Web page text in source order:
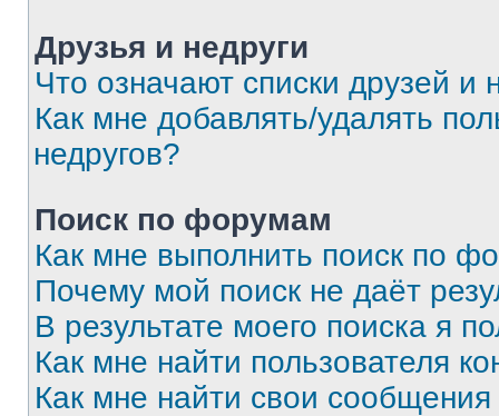
Друзья и недруги
Что означают списки друзей и
Как мне добавлять/удалять
недругов?
Поиск по форумам
Как мне выполнить поиск по
Почему мой поиск не даёт
В результате моего поиска я
Как мне найти пользователя
Как мне найти свои